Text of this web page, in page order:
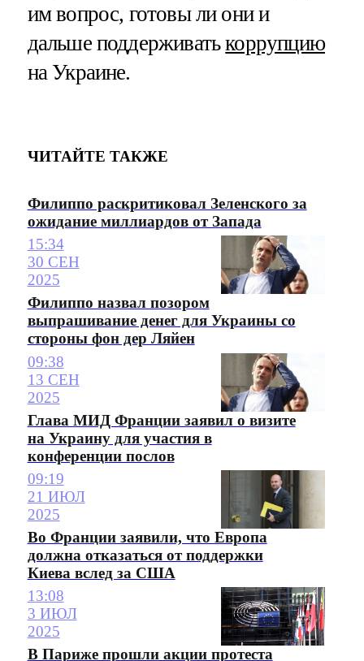
им вопрос, готовы ли они и
дальше поддерживатькоррупцию
на Украине.
ЧИТАЙТЕ ТАКЖЕ
Филиппо раскритиковал Зеленского за
ожидание миллиардов от Запада
15:34
30 СЕН
2025
Филиппо назвал позором
выпрашивание денег для Украины со
стороны фон дер Ляйен
09:38
13 СЕН
2025
Глава МИД Франции заявил о визите
на Украину для участия в
конференции послов
09:19
21 ИЮЛ
2025
Во Франции заявили, что Европа
должна отказаться от поддержки
Киева вслед за США
13:08
3 ИЮЛ
2025
В Париже прошли акции протеста